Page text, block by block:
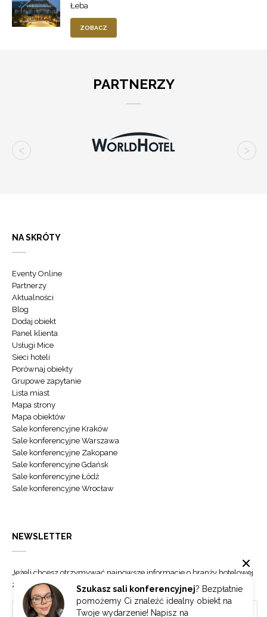
Łeba
ZOBACZ
PARTNERZY
Szukasz sali konferencyjnej? Bezpłatnie
pomożemy Ci znaleźć idealny obiekt na
Twoje wydarzenie! Napisz na
NA SKRÓTY
Eventy Online
Partnerzy
Aktualności
Blog
Dodaj obiekt
Panel klienta
Usługi Mice
Sieci hoteli
Porównaj obiekty
Grupowe zapytanie
Lista miast
Mapa strony
Mapa obiektów
Sale konferencyjne Kraków
Sale konferencyjne Warszawa
Sale konferencyjne Zakopane
Sale konferencyjne Gdańsk
Sale konferencyjne Łódź
Sale konferencyjne Wrocław
NEWSLETTER
Jeżeli chcesz otrzymywać najnowsze informacje o branży hotelowej
zapisz się do naszego newslettera.